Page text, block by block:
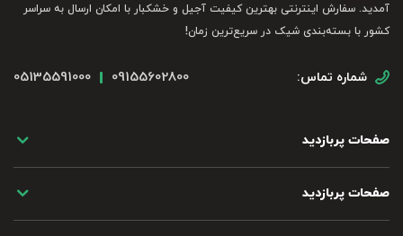
آمدید. سفارش اینترنتی بهترین کیفیت آجیل و خشکبار با امکان ارسال به سراسر
کشور با بسته‌بندی شیک در سریع‌ترین زمان!
شماره تماس: 09155602800
05135591000
صفحات پربازدید
صفحات پربازدید